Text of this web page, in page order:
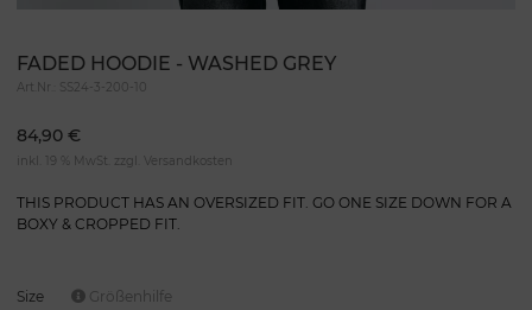
FADED HOODIE - WASHED GREY
Art.Nr.: SS24-3-200-10
84,90 €
inkl. 19 % MwSt. zzgl. Versandkosten
THIS PRODUCT HAS AN OVERSIZED FIT. GO ONE SIZE DOWN FOR A
BOXY & CROPPED FIT.
Size Größenhilfe